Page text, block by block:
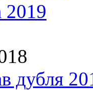
2019
дубля